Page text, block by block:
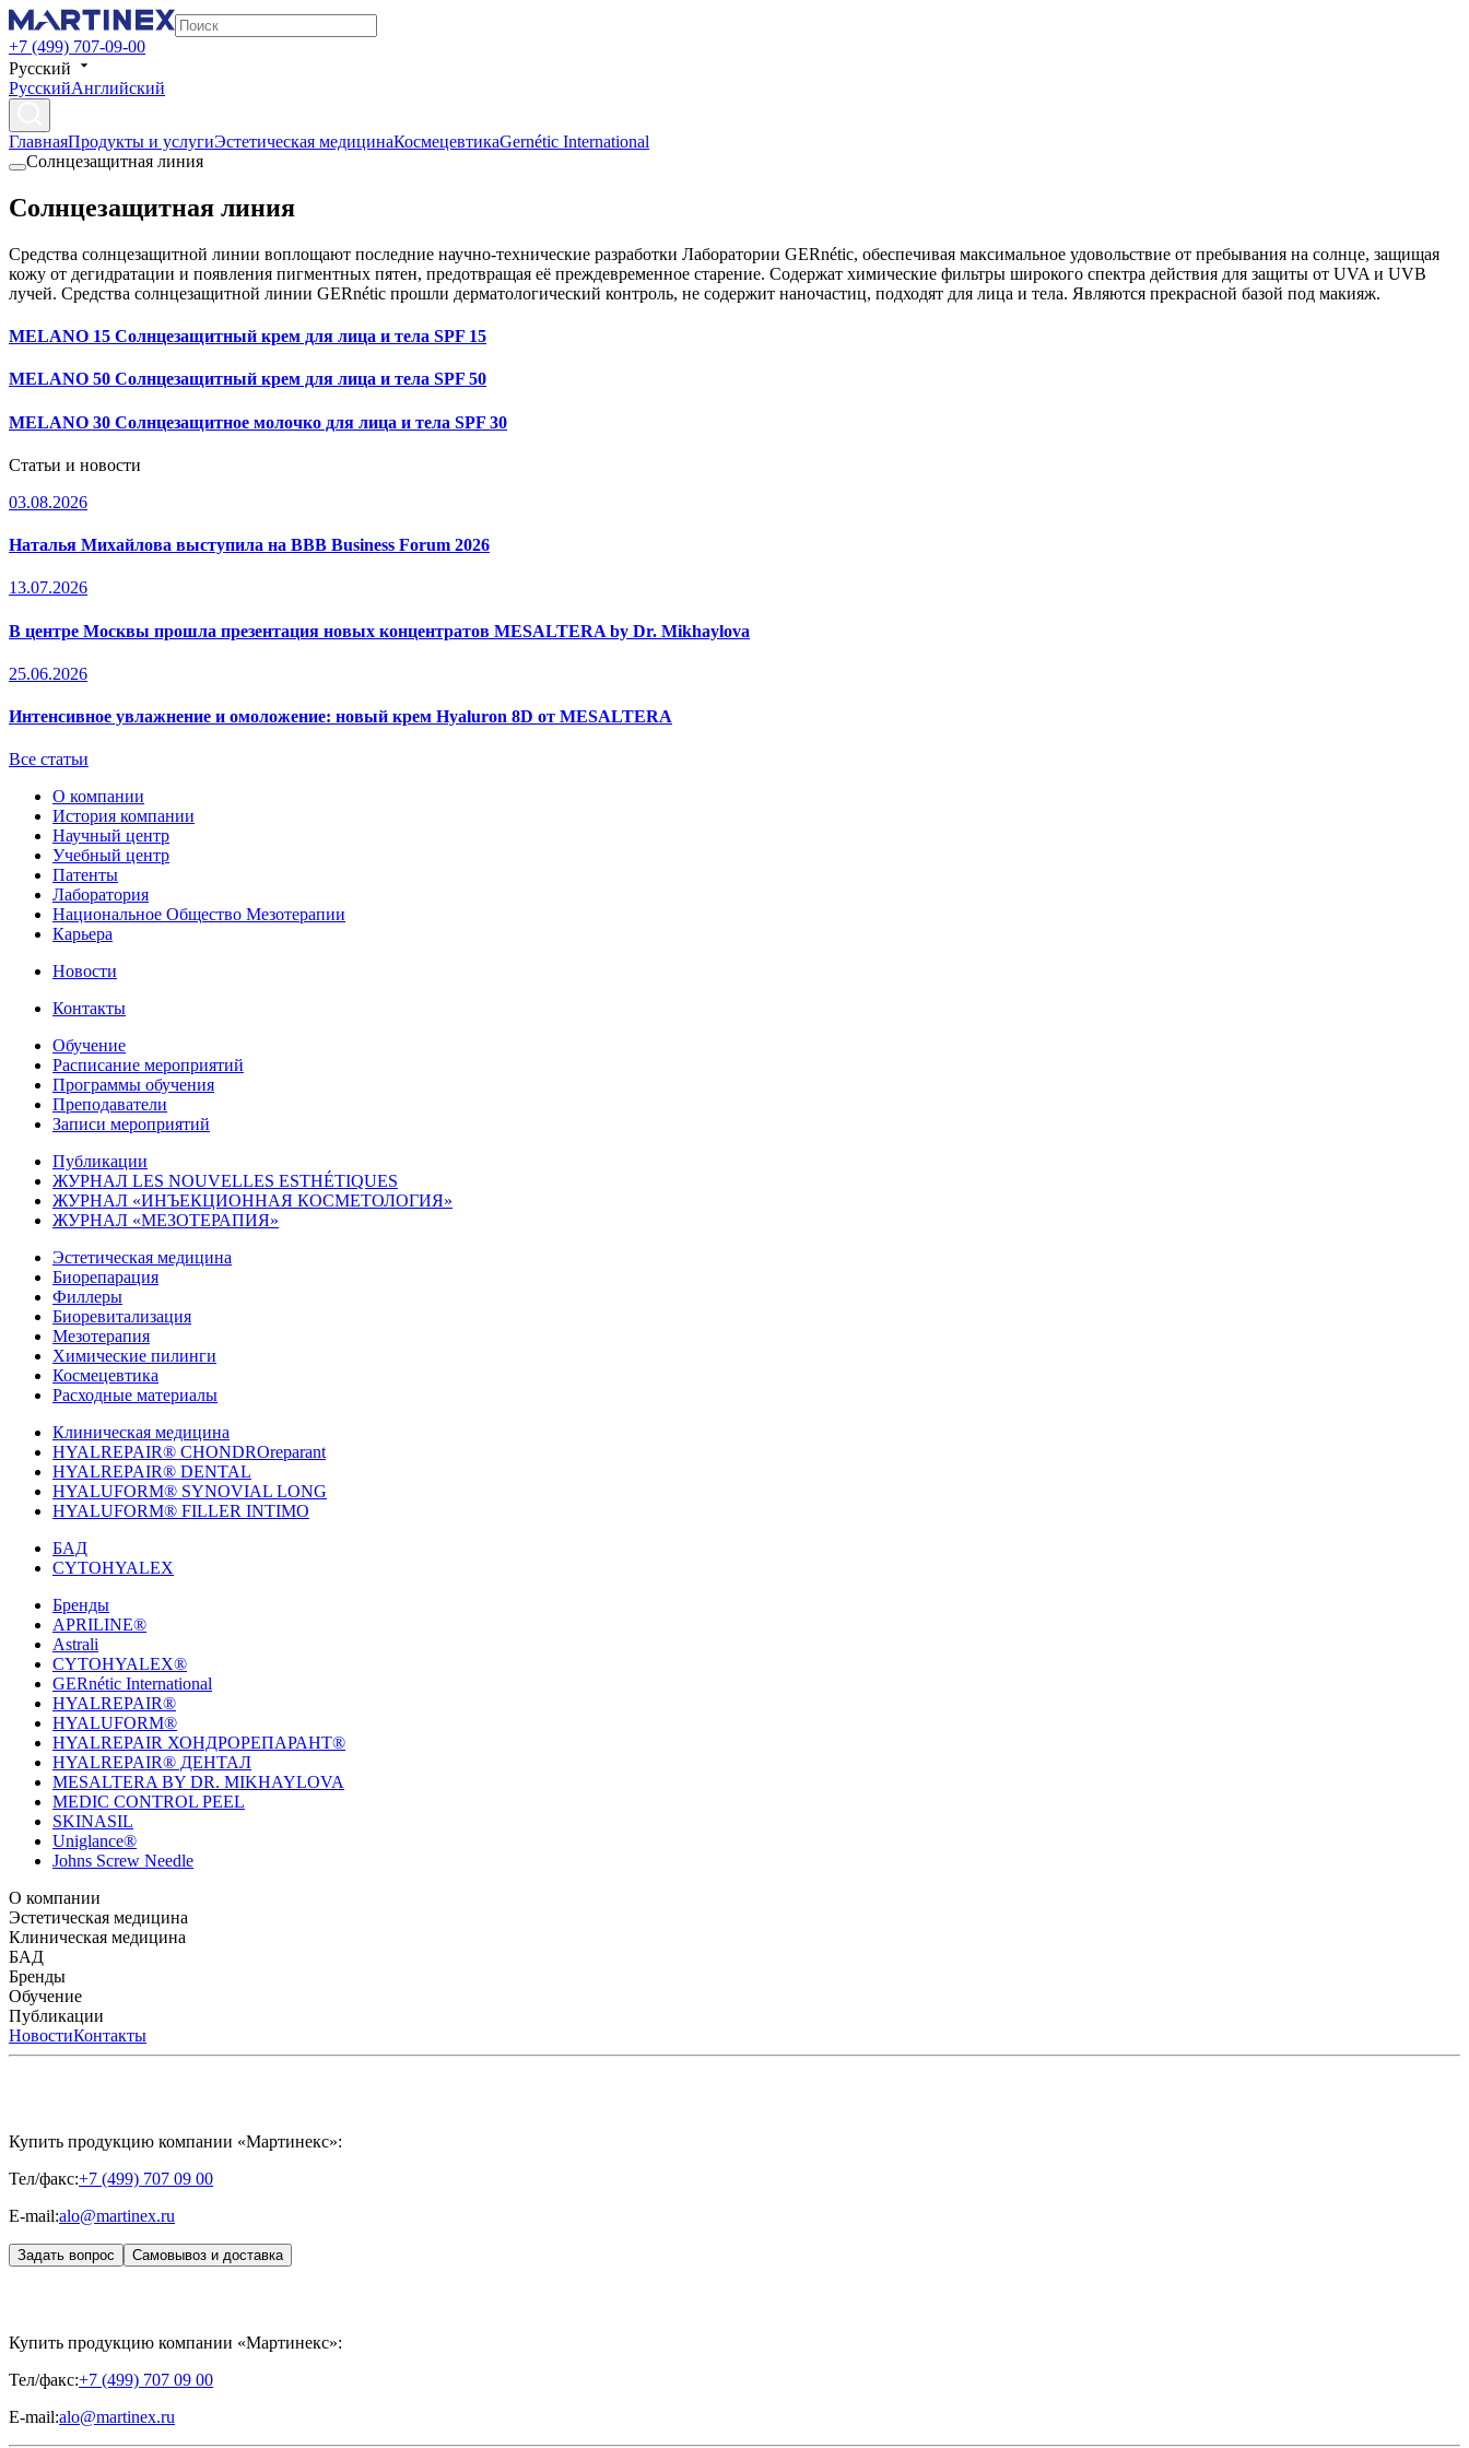
+7 (499) 707-09-00
Русский
РусскийАнглийский
ГлавнаяПродукты и услугиЭстетическая медицинаКосмецевтикаGernétic International
Солнцезащитная линия
Солнцезащитная линия
Средства солнцезащитной линии воплощают последние научно-технические разработки Лаборатории GERnétic, обеспечивая максимальное удовольствие от пребывания на солнце, защищая
кожу от дегидратации и появления пигментных пятен, предотвращая её преждевременное старение. Содержат химические фильтры широкого спектра действия для защиты от UVA и UVB
лучей. Средства солнцезащитной линии GERnétic прошли дерматологический контроль, не содержит наночастиц, подходят для лица и тела. Являются прекрасной базой под макияж.
MELANO 15 Cолнцезащитный крем для лица и тела SPF 15
MELANO 50 Cолнцезащитный крем для лица и тела SPF 50
MELANO 30 Солнцезащитное молочко для лица и тела SPF 30
Статьи и новости
03.08.2026
Наталья Михайлова выступила на BBB Business Forum 2026
13.07.2026
В центре Москвы прошла презентация новых концентратов MESALTERA by Dr. Mikhaylova
25.06.2026
Интенсивное увлажнение и омоложение: новый крем Hyaluron 8D от MESALTERA
Все статьи
О компании
История компании
Научный центр
Учебный центр
Патенты
Лаборатория
Национальное Общество Мезотерапии
Карьера
Новости
Контакты
Обучение
Расписание мероприятий
Программы обучения
Преподаватели
Записи мероприятий
Публикации
ЖУРНАЛ LES NOUVELLES ESTHÉTIQUES
ЖУРНАЛ «ИНЪЕКЦИОННАЯ КОСМЕТОЛОГИЯ»
ЖУРНАЛ «МЕЗОТЕРАПИЯ»
Эстетическая медицина
Биорепарация
Филлеры
Биоревитализация
Мезотерапия
Химические пилинги
Космецевтика
Расходные материалы
Клиническая медицина
HYALREPAIR® CHONDROreparant
HYALREPAIR® DENTAL
HYALUFORM® SYNOVIAL LONG
HYALUFORM® FILLER INTIMO
БАД
CYTOHYALEX
Бренды
APRILINE®
Astrali
CYTOHYALEX®
GERnétic International
HYALREPAIR®
HYALUFORM®
HYALREPAIR ХОНДРОРЕПАРАНТ®
HYALREPAIR® ДЕНТАЛ
MESALTERA BY DR. MIKHAYLOVA
MEDIC CONTROL PEEL
SKINASIL
Uniglance®
Johns Screw Needle
О компании
История компанииНаучный центр
Эстетическая медицина
БиорепарацияФиллерыБиоревитализация
Клиническая медицина
HYALREPAIR® CHONDROreparant
БАД
CYTOHYALEX
Бренды
APRILINE®
MIKHAYLOVA
Обучение
Расписание мероприятий
Публикации
ЖУРНАЛ LES NOUVELLES ESTHÉTIQUES
НовостиКонтакты
Купить продукцию компании «Мартинекс»:
Тел/факс:+7 (499) 707 09 00
E-mail:alo@martinex.ru
Задать вопрос Самовывоз и доставка
Купить продукцию компании «Мартинекс»:
Тел/факс:+7 (499) 707 09 00
E-mail:alo@martinex.ru